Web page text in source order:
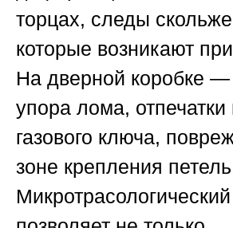
торцах, следы
которые возникают
На дверной коробке
упора лома, отпечатки
газового ключа,
зоне крепления